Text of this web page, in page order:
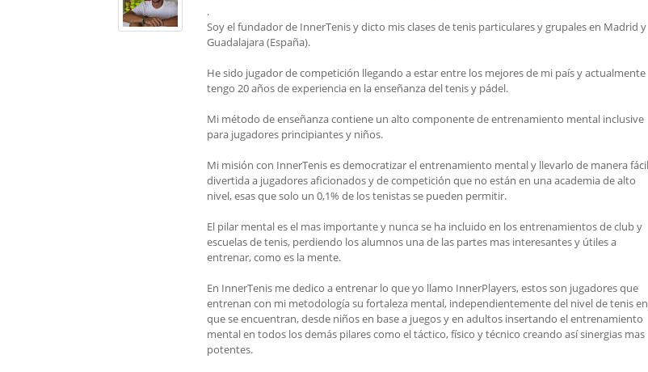
.
Soy el fundador de InnerTenis y dicto mis clases de tenis particulares y grupales en Madrid y
Guadalajara (España).
He sido jugador de competición llegando a estar entre los mejores de mi país y actualmente
tengo 20 años de experiencia en la enseñanza del tenis y pádel.
Mi método de enseñanza contiene un alto componente de entrenamiento mental inclusive
para jugadores principiantes y niños.
Mi misión con InnerTenis es democratizar el entrenamiento mental y llevarlo de manera
divertida a jugadores aficionados y de competición que no están en una academia de alto
nivel, esas que solo un 0,1% de los tenistas se pueden permitir.
El pilar mental es el mas importante y nunca se ha incluido en los entrenamientos de club y
escuelas de tenis, perdiendo los alumnos una de las partes mas interesantes y útiles a
entrenar, como es la mente.
En InnerTenis me dedico a entrenar lo que yo llamo InnerPlayers, estos son jugadores que
entrenan con mi metodología su fortaleza mental, independientemente del nivel de tenis
que se encuentran, desde niños en base a juegos y en adultos insertando el entrenamiento
mental en todos los demás pilares como el táctico, físico y técnico creando así sinergias mas
potentes.